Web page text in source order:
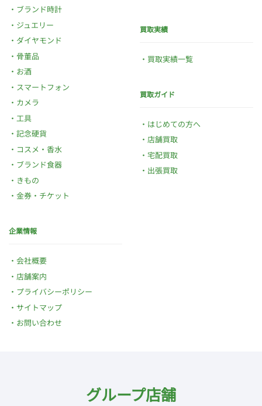
ブランド時計
ジュエリー
ダイヤモンド
骨董品
お酒
スマートフォン
カメラ
工具
記念硬貨
コスメ・香水
ブランド食器
きもの
金券・チケット
買取実績
買取実績一覧
買取ガイド
はじめての方へ
店舗買取
宅配買取
出張買取
企業情報
会社概要
店舗案内
プライバシーポリシー
サイトマップ
お問い合わせ
グループ店舗